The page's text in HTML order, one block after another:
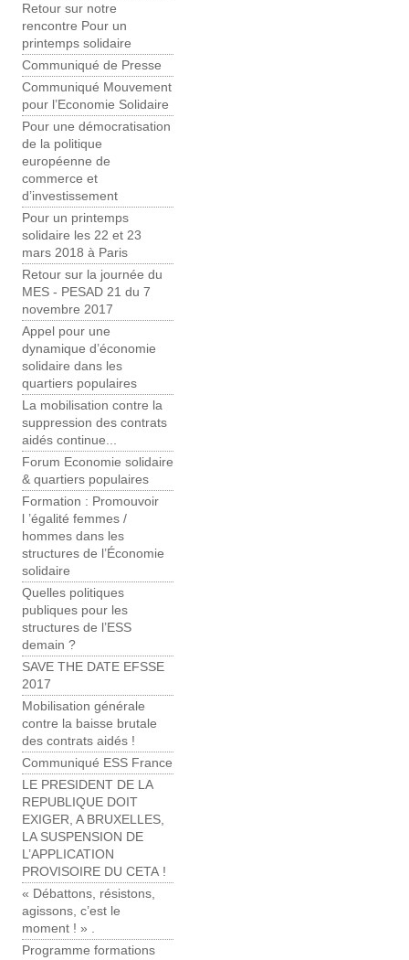
Retour sur notre
rencontre Pour un
printemps solidaire
Communiqué de Presse
Communiqué Mouvement
pour l’Economie Solidaire
Pour une démocratisation
de la politique
européenne de
commerce et
d’investissement
Pour un printemps
solidaire les 22 et 23
mars 2018 à Paris
Retour sur la journée du
MES - PESAD 21 du 7
novembre 2017
Appel pour une
dynamique d’économie
solidaire dans les
quartiers populaires
La mobilisation contre la
suppression des contrats
aidés continue...
Forum Economie solidaire
& quartiers populaires
Formation : Promouvoir
l ’égalité femmes /
hommes dans les
structures de l’Économie
solidaire
Quelles politiques
publiques pour les
structures de l’ESS
demain ?
SAVE THE DATE EFSSE
2017
Mobilisation générale
contre la baisse brutale
des contrats aidés !
Communiqué ESS France
LE PRESIDENT DE LA
REPUBLIQUE DOIT
EXIGER, A BRUXELLES,
LA SUSPENSION DE
L’APPLICATION
PROVISOIRE DU CETA !
« Débattons, résistons,
agissons, c’est le
moment ! » .
Programme formations